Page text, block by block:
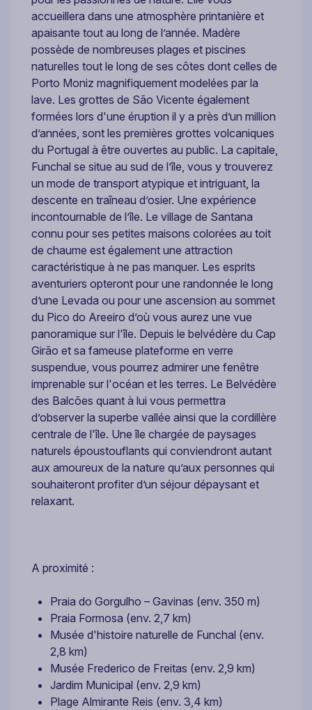
accueillera dans une atmosphère printanière et
apaisante tout au long de l’année. Madère
possède de nombreuses plages et piscines
naturelles tout le long de ses côtes dont celles de
Porto Moniz magnifiquement modelées par la
lave. Les grottes de São Vicente également
formées lors d'une éruption il y a près d’un million
d’années, sont les premières grottes volcaniques
du Portugal à être ouvertes au public. La capitale,
Funchal se situe au sud de l’île, vous y trouverez
un mode de transport atypique et intriguant, la
descente en traîneau d’osier. Une expérience
incontournable de l’île. Le village de Santana
connu pour ses petites maisons colorées au toit
de chaume est également une attraction
caractéristique à ne pas manquer. Les esprits
aventuriers opteront pour une randonnée le long
d’une Levada ou pour une ascension au sommet
du Pico do Areeiro d’où vous aurez une vue
panoramique sur l'île. Depuis le belvédère du Cap
Girão et sa fameuse plateforme en verre
suspendue, vous pourrez admirer une fenêtre
imprenable sur l'océan et les terres. Le Belvédère
des Balcões quant à lui vous permettra
d’observer la superbe vallée ainsi que la cordillère
centrale de l'île. Une île chargée de paysages
naturels époustouflants qui conviendront autant
aux amoureux de la nature qu’aux personnes qui
souhaiteront profiter d’un séjour dépaysant et
relaxant.
A proximité :
Praia do Gorgulho – Gavinas (env. 350 m)
Praia Formosa (env. 2,7 km)
Musée d'histoire naturelle de Funchal (env.
2,8 km)
Musée Frederico de Freitas (env. 2,9 km)
Jardim Municipal (env. 2,9 km)
Plage Almirante Reis (env. 3,4 km)